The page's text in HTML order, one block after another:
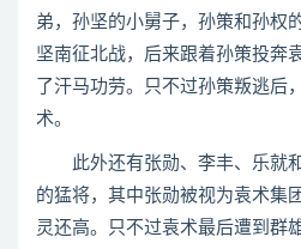
弟，孙坚的小舅子，孙策和孙权
坚南征北战，后来跟着孙策投奔
了汗马功劳。只不过孙策叛逃后
术。
此外还有张勋、李丰、乐就和
的猛将，其中张勋被视为袁术集
灵还高。只不过袁术最后遭到群